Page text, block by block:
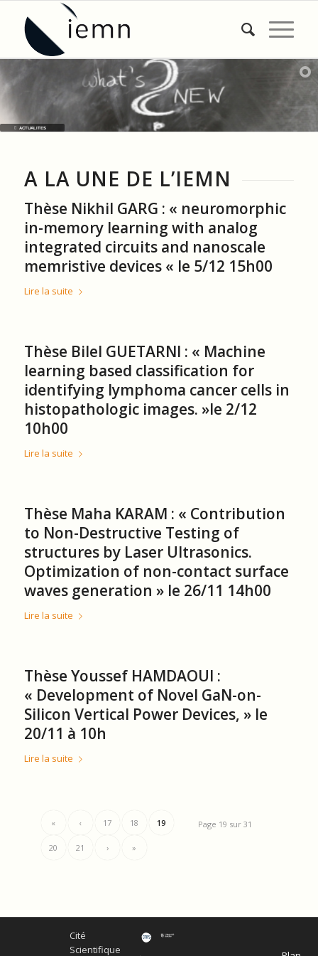
ACTUALITES
A LA UNE DE L’IEMN
Thèse Nikhil GARG : « neuromorphic
in-memory learning with analog
integrated circuits and nanoscale
memristive devices « le 5/12 15h00
Lire la suite
Thèse Bilel GUETARNI : « Machine
learning based classification for
identifying lymphoma cancer cells in
histopathologic images. »le 2/12
10h00
Lire la suite
Thèse Maha KARAM : « Contribution
to Non-Destructive Testing of
structures by Laser Ultrasonics.
Optimization of non-contact surface
waves generation » le 26/11 14h00
Lire la suite
Thèse Youssef HAMDAOUI :
« Development of Novel GaN-on-
Silicon Vertical Power Devices, » le
20/11 à 10h
Lire la suite
Page 19 sur 31
« ‹ 17 18 19
20 21 › »
Cité
Scientifique